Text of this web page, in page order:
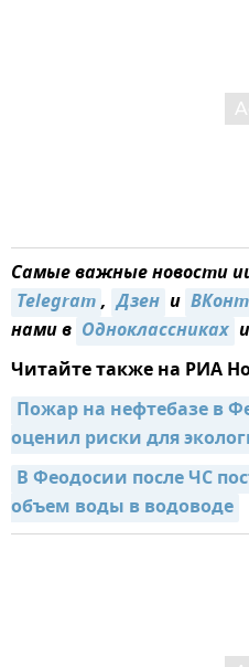
Самые важные новости
Telegram, Дзен и
нами в Одноклассниках и
Читайте также на РИА
Пожар на нефтебазе в
оценил риски для
В Феодосии после ЧС
объем воды в водоводе